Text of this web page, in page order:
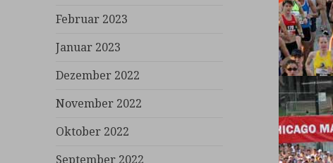
Februar 2023
Januar 2023
Dezember 2022
November 2022
Oktober 2022
September 2022